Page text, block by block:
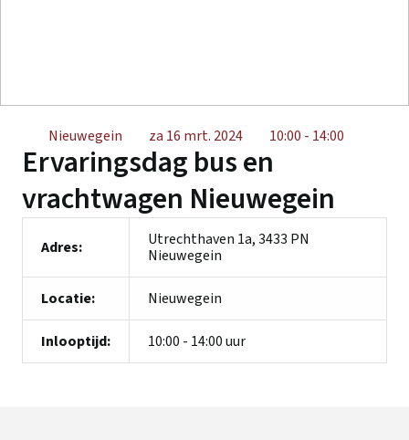
Nieuwegein za 16 mrt. 2024 10:00 - 14:00
Ervaringsdag bus en
vrachtwagen Nieuwegein
Adres:
Utrechthaven 1a, 3433 PN
Nieuwegein
Locatie: Nieuwegein
Inlooptijd: 10:00 - 14:00 uur